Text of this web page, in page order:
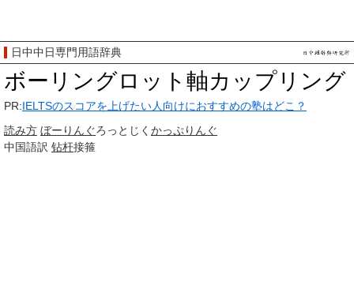
日中中日専門用語辞典
ボーリングロット軸カップリング
PR:IELTSのスコアを上げたい人向けにおすすめの塾はどこ？
読み方 ぼーりんぐろっとじく かっぷりんぐ
中国語訳 钻杆接箍